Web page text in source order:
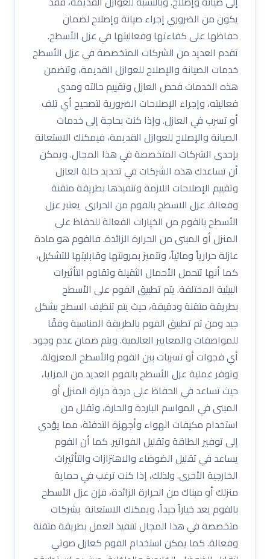
يكون من الضروري إجراء صيانة وإصلاح لضمان
حفاظها على كفاءتها وفعاليتها في عزل الأسطح.
تقدم العديد من الشركات المتخصصة في عزل الأسطح
خدمات الصيانة والإصلاح للعوازل القديمة، وتتضمن
هذه الخدمات فحص العازل وتقييم حالته ومدى
فعاليته، وإجراء الإصلاحات الضرورية لتصحيح أي تلف
أو تسرب في العازل. وإذا كنت بحاجة إلى خدمات
الصيانة والإصلاح للعوازل القديمة، فيمكنك الاستعانة
بإحدى الشركات المتخصصة في هذا المجال. ويمكن
أن تساعدك هذه الشركات في تحديد حالة العازل
وتقييم الإصلاحات اللازمة وتنفيذها بطريقة متقنة
وفعالة. عزل الاسطح بالفوم من الحرارى يعتبر عزل
الأسطح بالفوم من الخيارات الفعالة للحفاظ على
المنزل أو المبنى من الحرارة الزائدة. فالفوم هو مادة
عازلة حرارياً ومائياً، وتتميز بمرونتها وقابليتها للتشكيل،
كما أنها تتحمل الأحمال الثقيلة وتقاوم التأثيرات
البيئية المختلفة. يتم تطبيق الفوم على الأسطح
بطريقة متقنة ودقيقة، حيث يتم تنظيف السطح بشكل
جيد ومن ثم تطبيق الفوم بالطريقة المناسبة وفقًا
للمواصفات والمعايير العالمية. ويتم ضمان عدم وجود
أي فجوات أو تسربات بين الفوم والأسطح المعزولة.
وتوفر عملية عزل الأسطح بالفوم العديد من المزايا،
حيث تساعد في الحفاظ على درجة حرارة المنزل أو
المبنى في المواسم الباردة والحارة، وتقلل من
استخدام مكيفات الهواء وأجهزة التدفئة، مما يؤدي
إلى توفير الطاقة وتقليل الفواتير. كما أن الفوم
يساعد في تقليل الضوضاء والاهتزازات والتأثيرات
الخارجية الأخرى. ولذلك، إذا كنت ترغب في حماية
منزلك أو مبناك من الحرارة الزائدة، فإن عزل الأسطح
بالفوم يعد خياراً جيداً، ويمكنك الاستعانة بشركات
متخصصة في هذا المجال لتنفيذ العمل بطريقة متقنة
وفعالة. كما يمكن استخدام الفوم كعازل صوتي